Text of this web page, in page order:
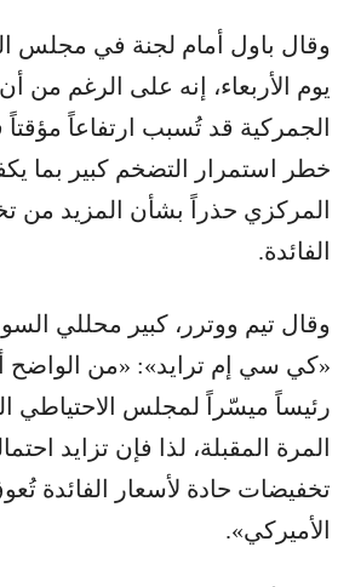
وقال باول أمام لجنة في مجلس
يوم الأربعاء، إنه على الرغم
الجمركية قد تُسبب ارتفاعاً
خطر استمرار التضخم كبير بما
المركزي حذراً بشأن المزيد من
الفائدة.
وقال تيم ووترر، كبير محللي
«كي سي إم ترايد»: «من الواضح
رئيساً ميسّراً لمجلس الاحتياطي
المرة المقبلة، لذا فإن تزايد
تخفيضات حادة لأسعار الفائدة
الأميركي».